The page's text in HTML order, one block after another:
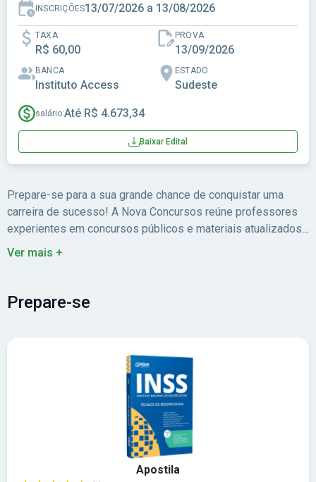
INSCRIÇÕES13/07/2026 a 13/08/2026
TAXA
R$ 60,00
PROVA
13/09/2026
BANCA
Instituto Access
ESTADO
Sudeste
salário:Até R$ 4.673,34
Baixar Edital
Prepare-se para a sua grande chance de conquistar uma
carreira de sucesso! A Nova Concursos reúne professores
experientes em concursos públicos e materiais atualizados
para você estudar com foco no edital.
Ver mais +
Prepare-se
Apostila